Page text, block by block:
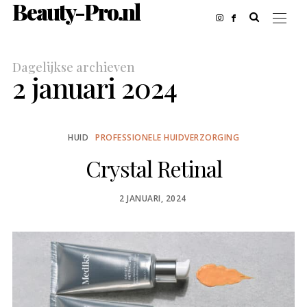
Beauty-Pro.nl
Dagelijkse archieven
2 januari 2024
HUID PROFESSIONELE HUIDVERZORGING
Crystal Retinal
POSTED
2 JANUARI, 2024